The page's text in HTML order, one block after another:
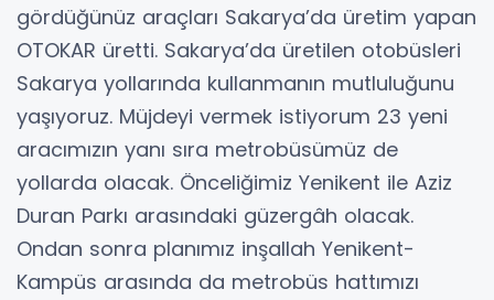
gördüğünüz araçları Sakarya’da üretim yapan
OTOKAR üretti. Sakarya’da üretilen otobüsleri
Sakarya yollarında kullanmanın mutluluğunu
yaşıyoruz. Müjdeyi vermek istiyorum 23 yeni
aracımızın yanı sıra metrobüsümüz de
yollarda olacak. Önceliğimiz Yenikent ile Aziz
Duran Parkı arasındaki güzergâh olacak.
Ondan sonra planımız inşallah Yenikent-
Kampüs arasında da metrobüs hattımızı